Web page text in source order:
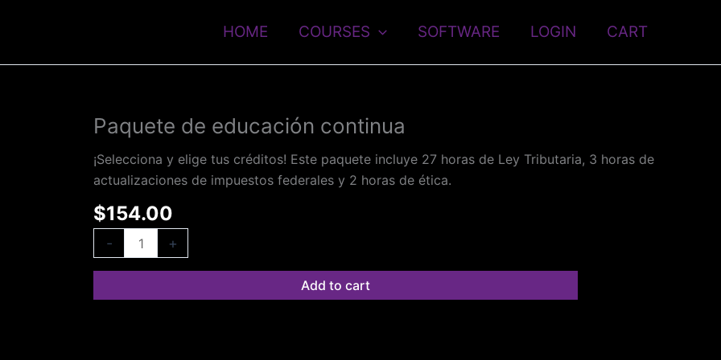
HOME COURSES SOFTWARE LOGIN CART
Paquete de educación continua
¡Selecciona y elige tus créditos! Este paquete incluye 27 horas de Ley Tributaria, 3 horas de
actualizaciones de impuestos federales y 2 horas de ética.
$154.00
-
Paquete
educación
continua
quantity
+
Add to cart